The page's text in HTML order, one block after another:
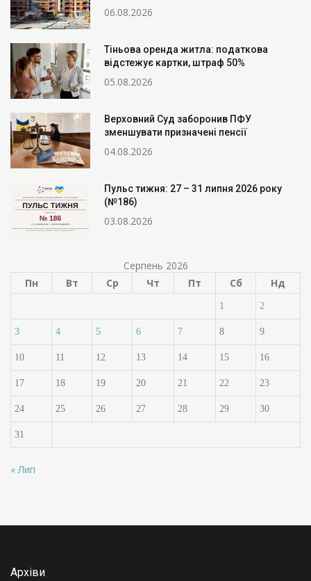
06.08.2026
Тіньова оренда житла: податкова
відстежує картки, штраф 50%
05.08.2026
Верховний Суд заборонив ПФУ
зменшувати призначені пенсії
04.08.2026
Пульс тижня: 27 – 31 липня 2026 року
(№186)
03.08.2026
Серпень 2026
Пн
Вт Ср Чт Пт Сб Нд
1 2
3 4 5 6 7 8 9
10 11 12 13 14 15 16
17 18 19 20 21 22 23
24 25 26 27 28 29 30
31
« Лип
Архіви